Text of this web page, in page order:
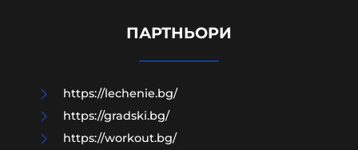
ТРАГЕДИЯТА В ПЛОВДИВ
ПАРТНЬОРИ
https://lechenie.bg/
https://gradski.bg/
https://workout.bg/